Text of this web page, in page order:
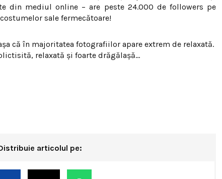
din mediul online – are peste 24.000 de followers pe
sale fermecătoare!
că în majoritatea fotografiilor apare extrem de relaxată.
relaxată şi foarte drăgălaşă…
articolul pe: